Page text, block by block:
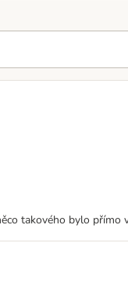
takového bylo přímo